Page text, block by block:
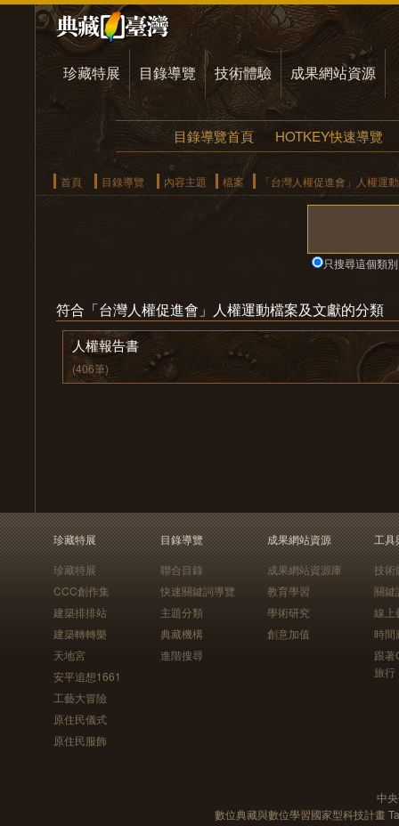
珍藏特展 目錄導覽 技術體驗 成果網站資源
目錄導覽首頁 HOTKEY快速導覽
首頁 目錄導覽 內容主題 檔案 「台灣人權促進會」人權運
只搜尋這個類別
符合「台灣人權促進會」人權運動檔案及文獻的分類
人權報告書
(406筆)
珍藏特展
珍藏特展
CCC創作集
建築排排站
建築轉轉樂
天地宮
安平追想1661
工藝大冒險
原住民儀式
原住民服飾
目錄導覽
聯合目錄
快速關鍵詞導覽
主題分類
典藏機構
進階搜尋
成果網站資源
成果網站資源庫
教育學習
學術研究
創意加值
工具
技術
關鍵
線上
時間
跟
旅行
中
數位典藏與數位學習國家型科技計畫